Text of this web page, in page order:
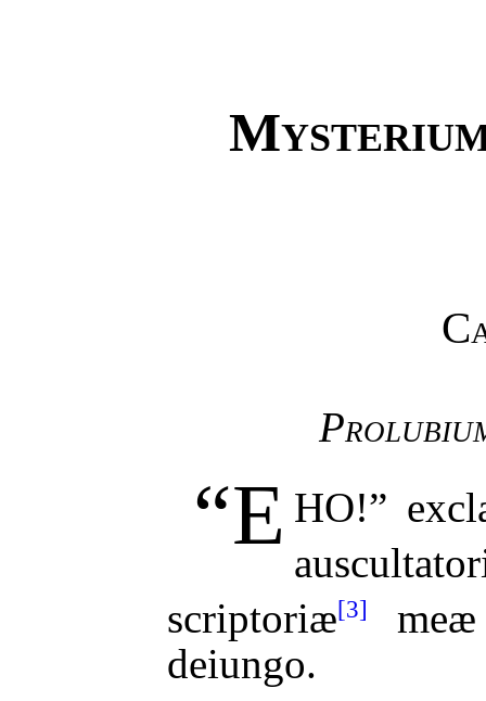
“E HO!”
scriptoriæ[3]
meæ
deiungo.